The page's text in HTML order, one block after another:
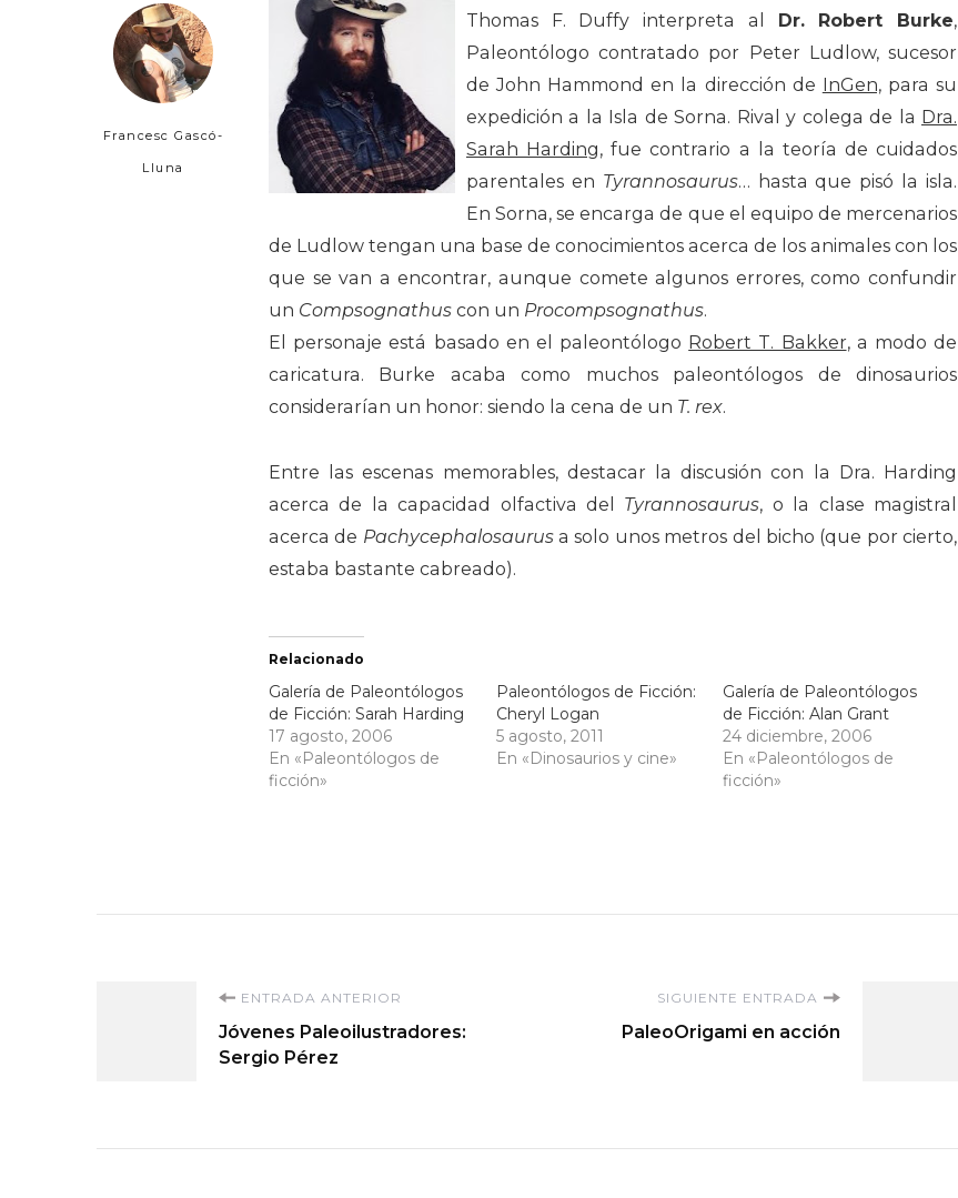
Francesc Gascó-
Lluna
Thomas F. Duffy interpreta al Dr. Robert Burke,
Paleontólogo contratado por Peter Ludlow, sucesor
de John Hammond en la dirección de InGen,para su
expedición a la Isla de Sorna. Rival y colega de la Dra.
Sarah Harding, fue contrario a la teoría de cuidados
parentales en Tyrannosaurus… hasta que pisó la isla.
En Sorna, se encarga de que el equipo de mercenarios
de Ludlow tengan una base de conocimientos acerca de los animales con los
que se van a encontrar, aunque comete algunos errores, como confundir
un Compsognathus con un Procompsognathus.
El personaje está basado en el paleontólogo Robert T. Bakker, a modo de
caricatura. Burke acaba como muchos paleontólogos de dinosaurios
considerarían un honor: siendo la cena de un T. rex.
Entre las escenas memorables, destacar la discusión con la Dra. Harding
acerca de la capacidad olfactiva del Tyrannosaurus, o la clase magistral
acerca de Pachycephalosaurusa solo unos metros del bicho (que por cierto,
estaba bastante cabreado).
Relacionado
Galería de Paleontólogos
de Ficción: Sarah Harding
17 agosto, 2006
En «Paleontólogos de
ficción»
Paleontólogos de Ficción:
Cheryl Logan
5 agosto, 2011
En «Dinosaurios y cine»
Galería de Paleontólogos
de Ficción: Alan Grant
24 diciembre, 2006
En «Paleontólogos de
ficción»
Navegación
ENTRADA ANTERIOR
Jóvenes Paleoilustradores:
Sergio Pérez
SIGUIENTE ENTRADA
PaleoOrigami en acción